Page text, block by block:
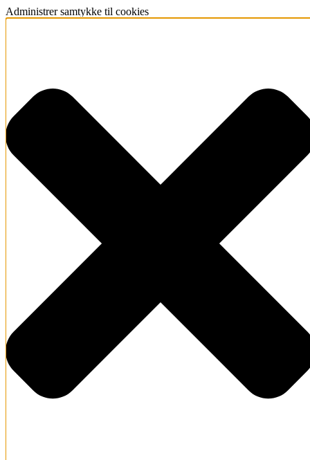
Administrer samtykke til cookies